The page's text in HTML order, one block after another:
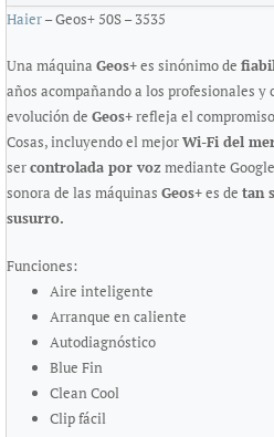
Haier– Geos+ 50S – 3535
Una máquina Geos+es sinónimo de
años acompañando a los profesionales
evolución de Geos+refleja el
Cosas, incluyendo el mejorWi-Fi del
sercontrolada por vozmediante
sonora de las máquinas Geos+es de tan
susurro.
Funciones:
Aire inteligente
Arranque en caliente
Autodiagnóstico
Blue Fin
Clean Cool
Clip fácil